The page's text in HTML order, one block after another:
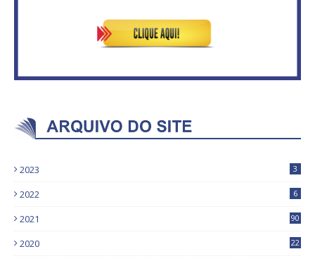
2023 3
2022 6
2021 90
2020
22